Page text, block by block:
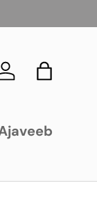
Logi sisse
Kott